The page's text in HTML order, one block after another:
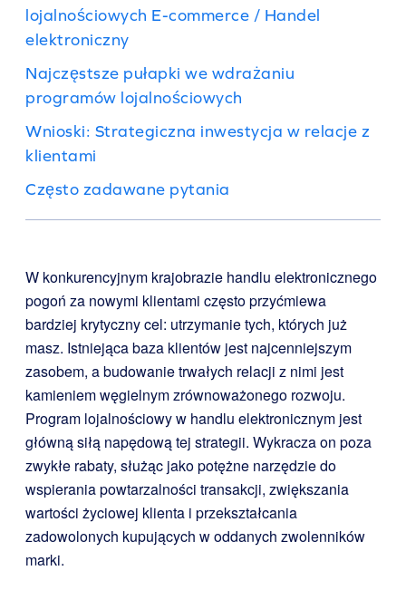
lojalnościowych E-commerce / Handel
elektroniczny
Najczęstsze pułapki we wdrażaniu
programów lojalnościowych
Wnioski: Strategiczna inwestycja w relacje z
klientami
Często zadawane pytania
W konkurencyjnym krajobrazie handlu elektronicznego
pogoń za nowymi klientami często przyćmiewa
bardziej krytyczny cel: utrzymanie tych, których już
masz. Istniejąca baza klientów jest najcenniejszym
zasobem, a budowanie trwałych relacji z nimi jest
kamieniem węgielnym zrównoważonego rozwoju.
Program lojalnościowy w handlu elektronicznym jest
główną siłą napędową tej strategii. Wykracza on poza
zwykłe rabaty, służąc jako potężne narzędzie do
wspierania powtarzalności transakcji, zwiększania
wartości życiowej klienta i przekształcania
zadowolonych kupujących w oddanych zwolenników
marki.